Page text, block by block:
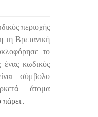
περιοχής
τη Βρετανική
το
κωδικός
σύμβολο
άτομα
πάρει .